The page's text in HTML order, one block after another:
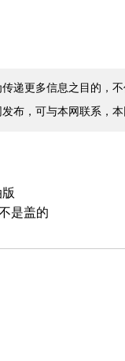
递更多信息之目的，
布，可与本网联系，本
是盖的